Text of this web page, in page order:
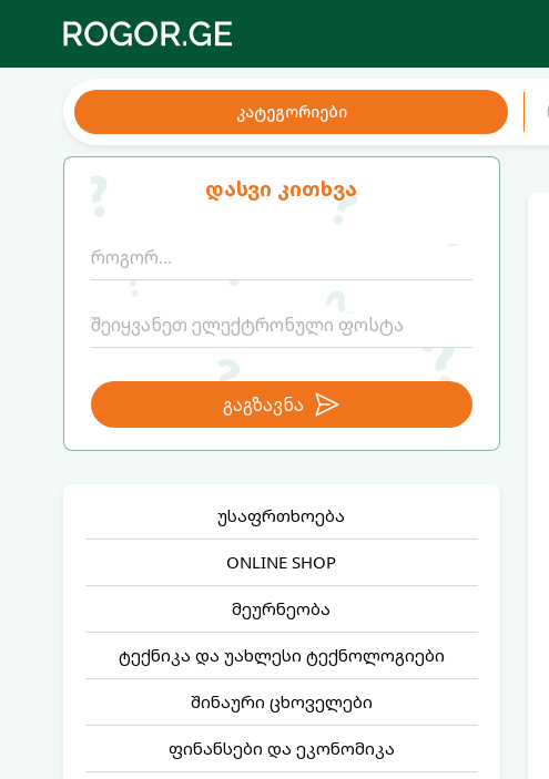
კატეგორიები
დასვი კითხვა
გაგზავნა
უსაფრთხოება
ONLINE SHOP
მეურნეობა
ტექნიკა და უახლესი ტექნოლოგიები
შინაური ცხოველები
ფინანსები და ეკონომიკა